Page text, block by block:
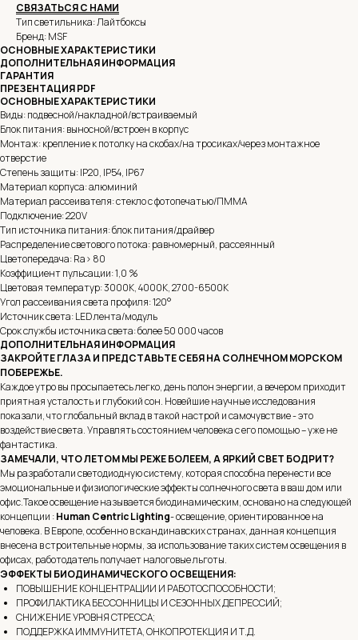
СВЯЗАТЬСЯ С НАМИ
Тип светильника: Лайтбоксы
Бренд: MSF
ОСНОВНЫЕ ХАРАКТЕРИСТИКИ
ДОПОЛНИТЕЛЬНАЯ ИНФОРМАЦИЯ
ГАРАНТИЯ
ПРЕЗЕНТАЦИЯ PDF
ОСНОВНЫЕ ХАРАКТЕРИСТИКИ
Виды: подвесной/накладной/встраиваемый
Блок питания: выносной/встроен в корпус
Монтаж: крепление к потолку на скобах/на тросиках/через монтажное
отверстие
Степень защиты: IP20, IP54, IP67
Материал корпуса: алюминий
Материал рассеивателя: стекло с фотопечатью/ПММА
Подключение: 220V
Тип источника питания: блок питания/драйвер
Распределение светового потока: равномерный, рассеянный
Цветопередача: Ra> 80
Коэффициент пульсации: 1,0 %
Цветовая температур: 3000К, 4000K, 2700-6500К
Угол рассеивания света профиля: 120°
Источник света: LED лента/модуль
Срок службы источника света: более 50 000 часов
ДОПОЛНИТЕЛЬНАЯ ИНФОРМАЦИЯ
ЗАКРОЙТЕ ГЛАЗА И ПРЕДСТАВЬТЕ СЕБЯ НА СОЛНЕЧНОМ МОРСКОМ
ПОБЕРЕЖЬЕ.
Каждое утро вы просыпаетесь легко, день полон энергии, а вечером приходит
приятная усталость и глубокий сон. Новейшие научные исследования
показали, что глобальный вклад в такой настрой и самочувствие - это
воздействие света. Управлять состоянием человека с его помощью – уже не
фантастика.
ЗАМЕЧАЛИ, ЧТО ЛЕТОМ МЫ РЕЖЕ БОЛЕЕМ, А ЯРКИЙ СВЕТ БОДРИТ?
Мы разработали светодиодную систему, которая способна перенести все
эмоциональные и физиологические эффекты солнечного света в ваш дом или
офис.Такое освещение называется биодинамическим, основано на следующей
концепции :Human Centric Lighting- освещение, ориентированное на
человека. В Европе, особенно в скандинавских странах, данная концепция
внесена в строительные нормы, за использование таких систем освещения в
офисах, работодатель получает налоговые льготы.
ЭФФЕКТЫ БИОДИНАМИЧЕСКОГО ОСВЕЩЕНИЯ:
ПОВЫШЕНИЕ КОНЦЕНТРАЦИИ И РАБОТОСПОСОБНОСТИ;
ПРОФИЛАКТИКА БЕССОННИЦЫ И СЕЗОННЫХ ДЕПРЕССИЙ;
СНИЖЕНИЕ УРОВНЯ СТРЕССА;
ПОДДЕРЖКА ИММУНИТЕТА, ОНКОПРОТЕКЦИЯ И Т.Д.